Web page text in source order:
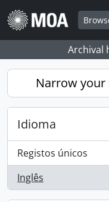
Skip to main content
Archival
Narrow your
Idioma
Registos únicos
, 1 resultados
Inglês
, 1 resultados